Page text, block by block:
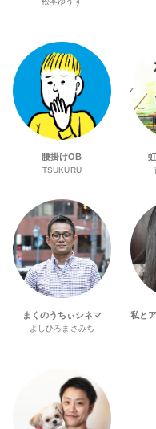
腰掛けOB
TSUKURU
まくのうちぃシネマ
よしひろまさみち
私と